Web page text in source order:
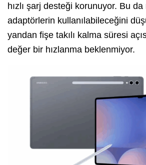
hızlı şarj desteği korunuyor. Bu
adaptörlerin kullanılabileceğini
yandan fişe takılı kalma süresi
değer bir hızlanma beklenmiyor.